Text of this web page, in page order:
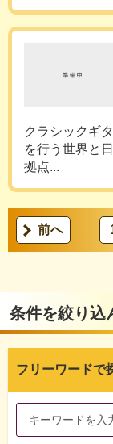
クラシックギ
を行う世界と
拠点...
前へ
条件を絞り込
フリーワードで